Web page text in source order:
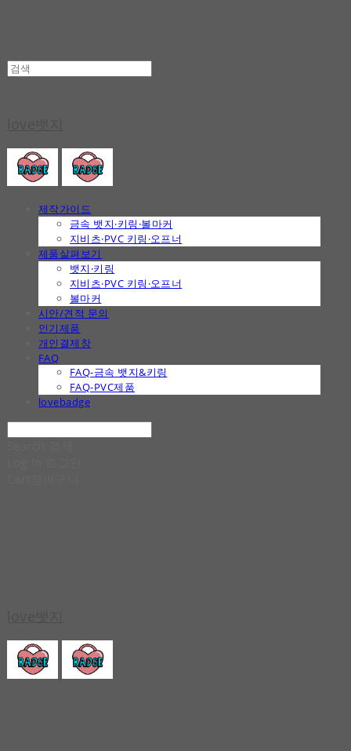
제작가이드
금속 뱃지·키링·볼마커
지비츠·PVC 키링·오프너
제품살펴보기
뱃지·키링
지비츠·PVC 키링·오프너
볼마커
시안/견적 문의
인기제품
개인결제창
FAQ
FAQ-금속 뱃지&키링
FAQ-PVC제품
lovebadge